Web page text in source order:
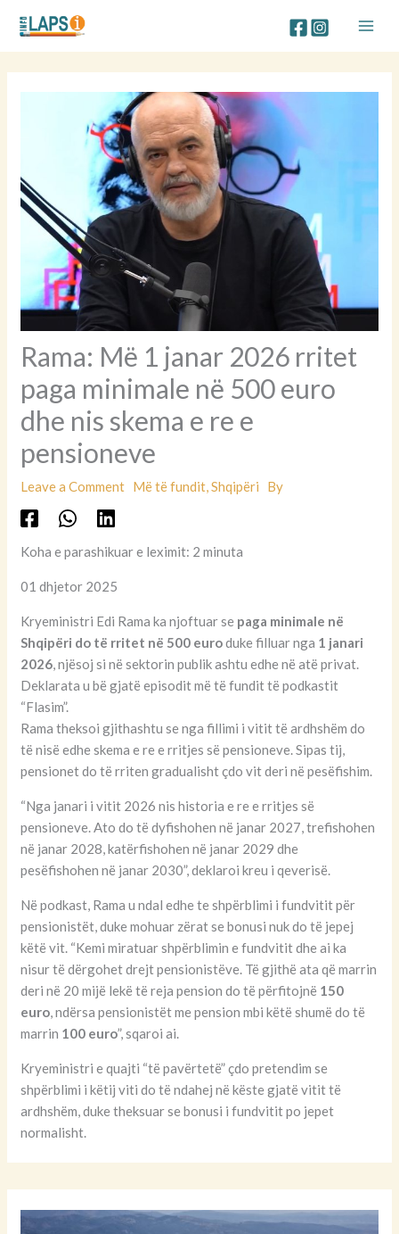
content
Rama: Më 1 janar 2026 rritet
paga minimale në 500 euro
dhe nis skema e re e
pensioneve
Leave a Comment Më të fundit,Shqipëri By
Koha e parashikuar e leximit: 2 minuta
01 dhjetor 2025
Kryeministri Edi Rama ka njoftuar se paga minimale në
Shqipëri do të rritet në 500 euroduke filluar nga 1 janari
2026 , njësoj si në sektorin publik ashtu edhe në atë privat.
Deklarata u bë gjatë episodit më të fundit të podkastit
“Flasim”.
Rama theksoi gjithashtu se nga fillimi i vitit të ardhshëm do
të nisë edhe skema e re e rritjes së pensioneve. Sipas tij,
pensionet do të rriten gradualisht çdo vit deri në pesëfishim.
“Nga janari i vitit 2026 nis historia e re e rritjes së
pensioneve. Ato do të dyfishohen në janar 2027, trefishohen
në janar 2028, katërfishohen në janar 2029 dhe
pesëfishohen në janar 2030”, deklaroi kreu i qeverisë.
Në podkast, Rama u ndal edhe te shpërblimi i fundvitit për
pensionistët, duke mohuar zërat se bonusi nuk do të jepej
këtë vit. “Kemi miratuar shpërblimin e fundvitit dhe ai ka
nisur të dërgohet drejt pensionistëve. Të gjithë ata që marrin
deri në 20 mijë lekë të reja pension do të përfitojnë 150
euro , ndërsa pensionistët me pension mbi këtë shumë do të
marrin 100 euro”, sqaroi ai.
Kryeministri e quajti “të pavërtetë” çdo pretendim se
shpërblimi i këtij viti do të ndahej në këste gjatë vitit të
ardhshëm, duke theksuar se bonusi i fundvitit po jepet
normalisht.